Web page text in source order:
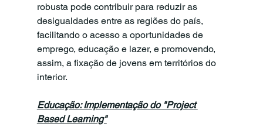
robusta pode contribuir para reduzir as
desigualdades entre as regiões do país,
facilitando o acesso a oportunidades de
emprego, educação e lazer, e promovendo,
assim, a fixação de jovens em territórios do
interior.
Educação: Implementação do "Project
Based Learning"